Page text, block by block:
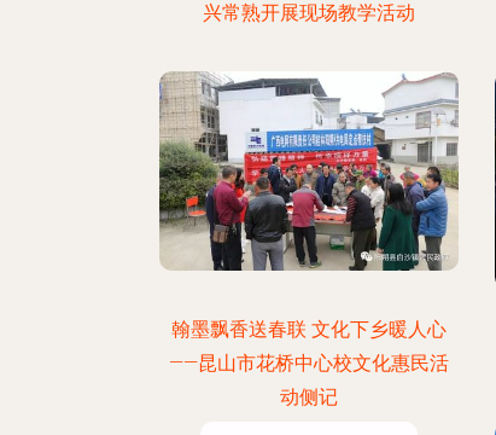
兴常熟开展现场教学活动
翰墨飘香送春联 文化下乡暖人心
——昆山市花桥中心校文化惠民活
动侧记